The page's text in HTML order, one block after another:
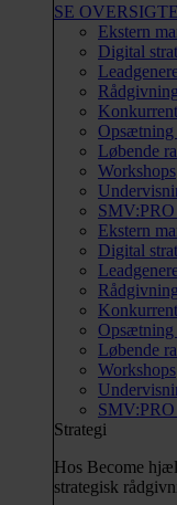
SE
Ekstern
Digital
Opsætning
Løbende
Workshops
Ekstern
Digital
Opsætning
Løbende
Workshops
Strategi
Hos Become
strategisk